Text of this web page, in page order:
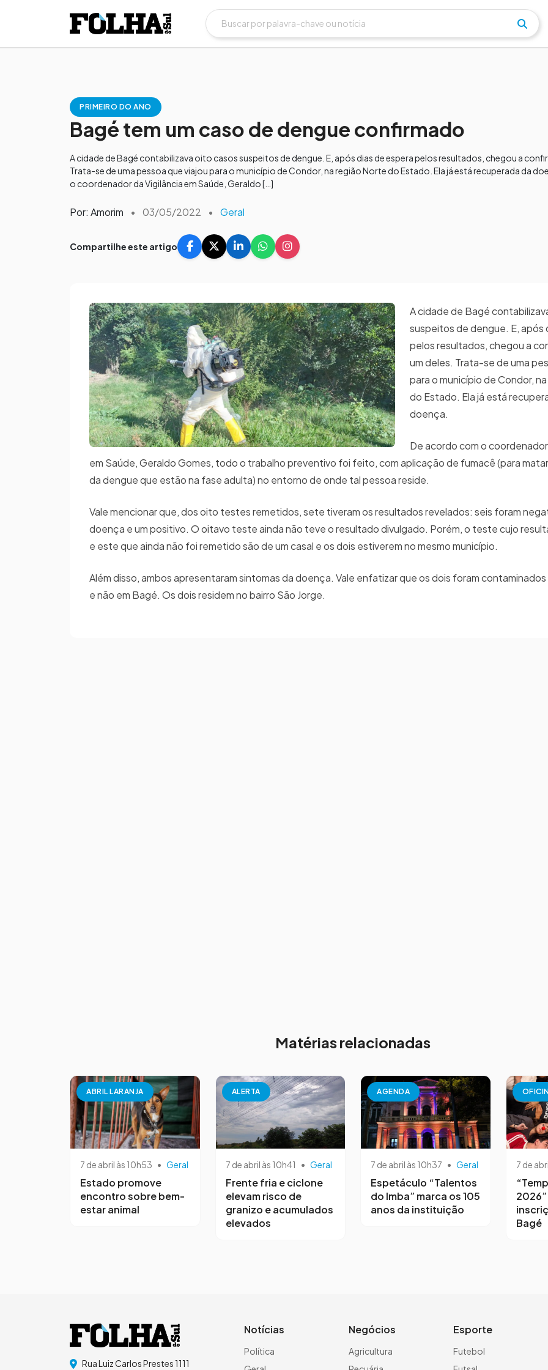
PRIMEIRO DO ANO
Bagé tem um caso de dengue confirmado
A cidade de Bagé contabilizava oito casos suspeitos de dengue. E, após dias de espera pelos resultados, chegou a
Trata-se de uma pessoa que viajou para o município de Condor, na região Norte do Estado. Ela já está recuperada da
o coordenador da Vigilância em Saúde, Geraldo […]
Por: Amorim • 03/05/2022 • Geral
Compartilhe este artigo
A cidade de Bagé
suspeitos de dengue. E, após
pelos resultados, chegou a
um deles. Trata-se de uma
para o município de Condor,
do Estado. Ela já está
doença.
De acordo com o
em Saúde, Geraldo Gomes, todo o trabalho preventivo foi feito, com aplicação de fumacê (para
da dengue que estão na fase adulta) no entorno de onde tal pessoa reside.
Vale mencionar que, dos oito testes remetidos, sete tiveram os resultados revelados: seis foram
doença e um positivo. O oitavo teste ainda não teve o resultado divulgado. Porém, o teste cujo
e este que ainda não foi remetido são de um casal e os dois estiverem no mesmo município.
Além disso, ambos apresentaram sintomas da doença. Vale enfatizar que os dois foram
e não em Bagé. Os dois residem no bairro São Jorge.
Matérias relacionadas
ABRIL LARANJA
7 de abril às 10h53 • Geral
Estado promove
encontro sobre bem-
estar animal
ALERTA
7 de abril às 10h41 • Geral
Frente fria e ciclone
elevam risco de
granizo e acumulados
elevados
AGENDA
7 de abril às 10h37 • Geral
Espetáculo “Talentos
do Imba” marca os 105
anos da instituição
7 de
Bagé
Rua Luiz Carlos Prestes 1111
Notícias
Política
Negócios
Agricultura
Esporte
Futebol